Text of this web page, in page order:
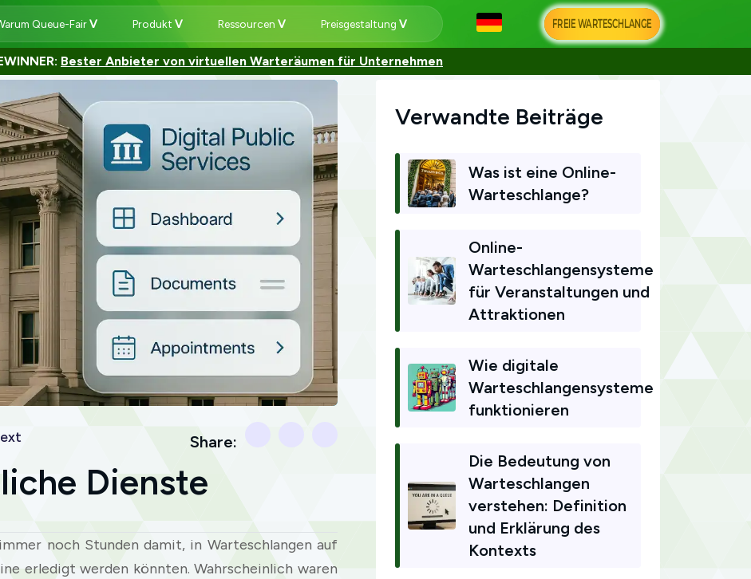
Queue-Fair Produkt Ressourcen Preisgestaltung FREIE WARTESCHLANGE
Bester Anbieter von virtuellen Warteräumen für Unternehmen
Share:
Dienste
noch Stunden damit, in Warteschlangen auf
erledigt werden könnten. Wahrscheinlich waren
Verwandte Beiträge
Was ist eine Online-
Warteschlange?
Online-
Warteschlangensysteme
für Veranstaltungen und
Attraktionen
Wie digitale
Warteschlangensysteme
funktionieren
Die Bedeutung von
Warteschlangen
verstehen: Definition
und Erklärung des
Kontexts